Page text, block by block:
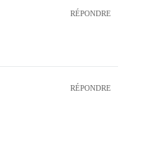
RÉPONDRE
RÉPONDRE